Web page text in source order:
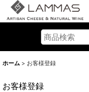
ホーム > お客様登録
お客様登録